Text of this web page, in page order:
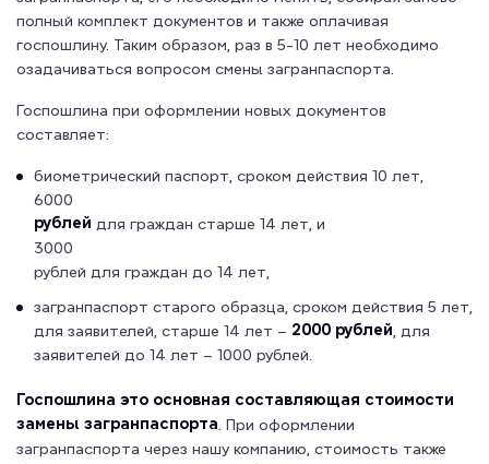
полный комплект документов и также оплачивая
госпошлину. Таким образом, раз в 5-10 лет необходимо
озадачиваться вопросом смены загранпаспорта.
Госпошлина при оформлении новых документов
составляет:
биометрический паспорт, сроком действия 10 лет,
6000
рублей для граждан старше 14 лет, и
3000
рублей для граждан до 14 лет,
загранпаспорт старого образца, сроком действия 5 лет,
для заявителей, старше 14 лет – 2000 рублей , для
заявителей до 14 лет – 1000 рублей.
Госпошлина это основная составляющая стоимости
замены загранпаспорта . При оформлении
загранпаспорта через нашу компанию, стоимость также